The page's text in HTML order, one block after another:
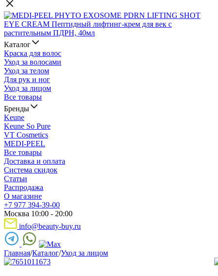
Каталог
Краска для волос
Уход за волосами
Уход за телом
Для рук и ног
Уход за лицом
Все товары
Бренды
Keune
Keune So Pure
VT Cosmetics
MEDI-PEEL
Все товары
Доставка и оплата
Система скидок
Статьи
Распродажа
О магазине
+7 977 394-39-00
Москва 10:00 - 20:00
info@beauty-buy.ru
Главная/Каталог/Уход за лицом